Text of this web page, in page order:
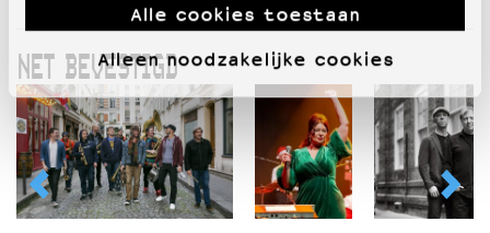
Alle cookies toestaan
Alleen noodzakelijke cookies
NET BEVESTIGD